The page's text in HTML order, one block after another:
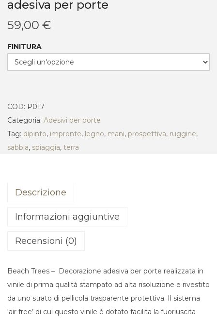
adesiva per porte
59,00 €
FINITURA
COD: P017
Categoria: Adesivi per porte
Tag: dipinto, impronte, legno, mani, prospettiva, ruggine,
sabbia, spiaggia, terra
Descrizione
Informazioni aggiuntive
Recensioni (0)
Beach Trees – Decorazione adesiva per porte realizzata in
vinile di prima qualità stampato ad alta risoluzione e rivestito
da uno strato di pellicola trasparente protettiva. Il sistema
‘air free’ di cui questo vinile è dotato facilita la fuoriuscita